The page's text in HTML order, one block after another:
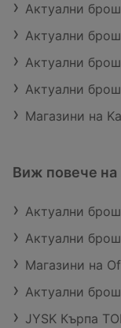
Актуални
Актуални
Актуални
Актуални
Магазини на
Виж повече на
Актуални
Актуални
Магазини на
Актуални
JYSK Кърпа